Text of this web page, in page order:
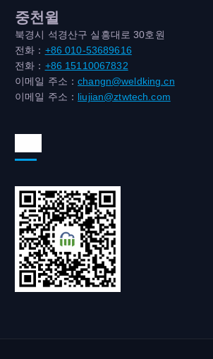
중천윌
북경시 석경산구 실흥대로 30호원
전화： +86 010-53689616
전화： +86 15110067832
이메일 주소：changn@weldking.cn
이메일 주소： liujian@ztwtech.com